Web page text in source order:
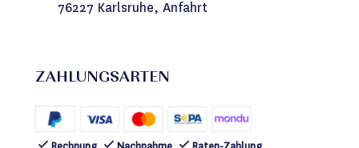
76227 Karlsruhe, Anfahrt
ZAHLUNGSARTEN